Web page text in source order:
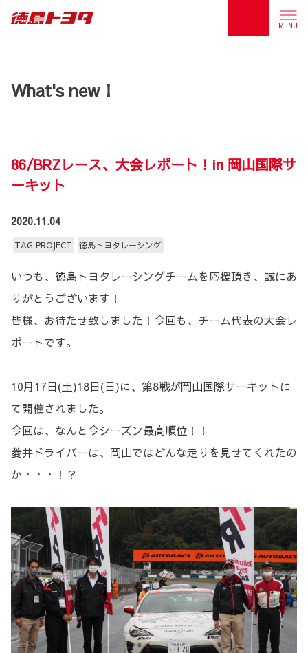
MENU
What's new！
86/BRZレース、大会レポート！in 岡山国際サ
ーキット
2020.11.04
TAG PROJECT 徳島トヨタレーシング
いつも、徳島トヨタレーシングチームを応援頂き、誠にあ
りがとうございます！
皆様、お待たせ致しました！今回も、チーム代表の大会レ
ポートです。
10月17日(土)18日(日)に、第8戦が岡山国際サーキットに
て開催されました。
今回は、なんと今シーズン最高順位！！
菱井ドライバーは、岡山ではどんな走りを見せてくれたの
か・・・！？